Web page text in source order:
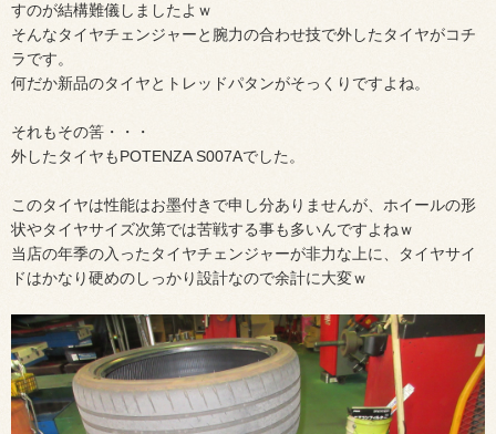
すのが結構難儀しましたよｗ
そんなタイヤチェンジャーと腕力の合わせ技で外したタイヤがコチ
ラです。
何だか新品のタイヤとトレッドパタンがそっくりですよね。
それもその筈・・・
外したタイヤもPOTENZA S007Aでした。
このタイヤは性能はお墨付きで申し分ありませんが、ホイールの形
状やタイヤサイズ次第では苦戦する事も多いんですよねｗ
当店の年季の入ったタイヤチェンジャーが非力な上に、タイヤサイ
ドはかなり硬めのしっかり設計なので余計に大変ｗ